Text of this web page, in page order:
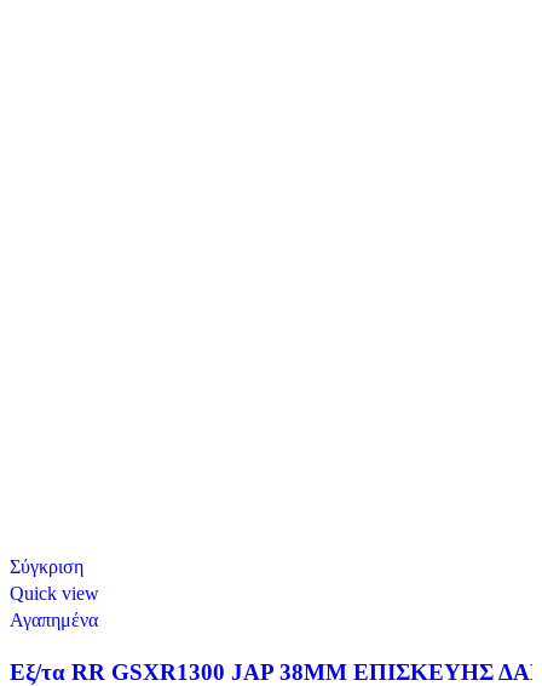
Σύγκριση
Quick view
Αγαπημένα
Εξ/τα RR GSXR1300 JAP 38MM ΕΠΙΣΚΕΥΗΣ